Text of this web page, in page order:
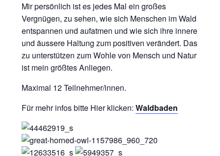
Mir persönlich ist es jedes Mal ein großes
Vergnügen, zu sehen, wie sich Menschen im Wald
entspannen und aufatmen und wie sich ihre innere
und äussere Haltung zum positiven verändert. Das
zu unterstützen zum Wohle von Mensch und Natur
ist mein größtes Anliegen.
Maximal 12 Teilnehmer/innen.
Für mehr infos bitte Hier klicken: Waldbaden